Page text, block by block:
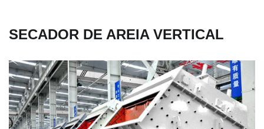
SECADOR DE AREIA VERTICAL